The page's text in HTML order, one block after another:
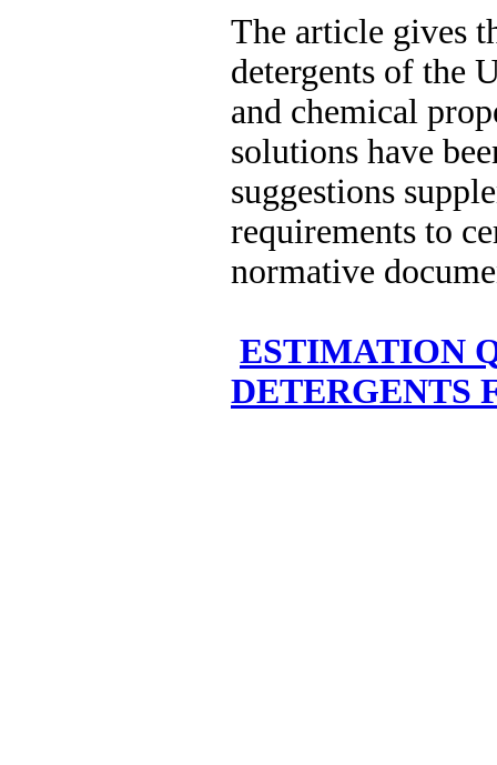
The article gives
detergents of the
and chemical
solutions have
suggestions
requirements to
normative
ESTIMATION
DETERGENTS